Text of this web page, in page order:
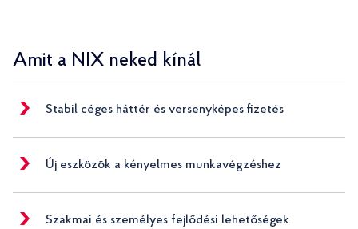
Amit a NIX neked kínál
Stabil céges háttér és versenyképes fizetés
Új eszközök a kényelmes munkavégzéshez
Szakmai és személyes fejlődési lehetőségek